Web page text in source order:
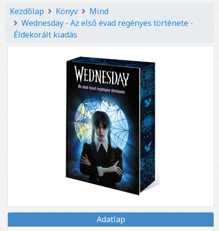
Kezdőlap Könyv
Mind
Wednesday - Az első évad regényes története -
Éldekorált kiadás
Adatlap